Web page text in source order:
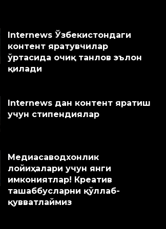
Internews Ўзбекистондаги
контент яратувчилар
ўртасида очиқ танлов эълон
қилади
Internews дан контент яратиш
учун стипендиялар
Медиасаводхонлик
лойиҳалари учун янги
имкониятлар! Креатив
ташаббусларни қўллаб-
қувватлаймиз